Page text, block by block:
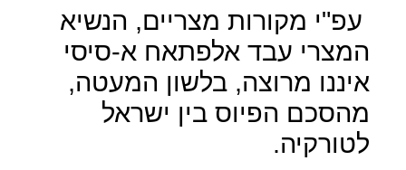
עפ"י מקורות מצריים, הנשיא
המצרי עבד אלפתאח א-סיסי
איננו מרוצה, בלשון המעטה,
מהסכם הפיוס בין ישראל
לטורקיה.